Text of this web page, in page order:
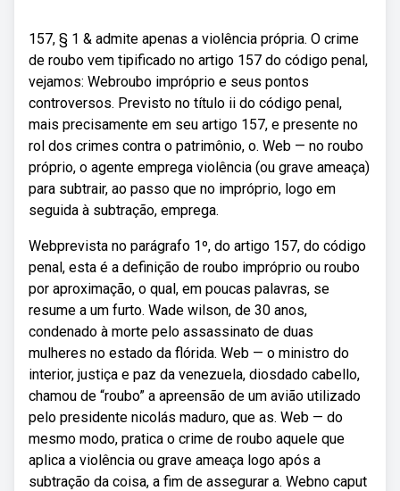
157, § 1 & admite apenas a violência própria. O crime
de roubo vem tipificado no artigo 157 do código penal,
vejamos: Webroubo impróprio e seus pontos
controversos. Previsto no título ii do código penal,
mais precisamente em seu artigo 157, e presente no
rol dos crimes contra o patrimônio, o. Web — no roubo
próprio, o agente emprega violência (ou grave ameaça)
para subtrair, ao passo que no impróprio, logo em
seguida à subtração, emprega.
Webprevista no parágrafo 1º, do artigo 157, do código
penal, esta é a definição de roubo impróprio ou roubo
por aproximação, o qual, em poucas palavras, se
resume a um furto. Wade wilson, de 30 anos,
condenado à morte pelo assassinato de duas
mulheres no estado da flórida. Web — o ministro do
interior, justiça e paz da venezuela, diosdado cabello,
chamou de “roubo” a apreensão de um avião utilizado
pelo presidente nicolás maduro, que as. Web — do
mesmo modo, pratica o crime de roubo aquele que
aplica a violência ou grave ameaça logo após a
subtração da coisa, a fim de assegurar a. Webno caput